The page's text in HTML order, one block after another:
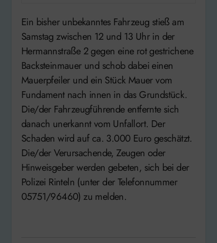
Ein bisher unbekanntes Fahrzeug stieß am
Samstag zwischen 12 und 13 Uhr in der
Hermannstraße 2 gegen eine rot gestrichene
Backsteinmauer und schob dabei einen
Mauerpfeiler und ein Stück Mauer vom
Fundament nach innen in das Grundstück.
Die/der Fahrzeugführende entfernte sich
danach unerkannt vom Unfallort. Der
Schaden wird auf ca. 3.000 Euro geschätzt.
Die/der Verursachende, Zeugen oder
Hinweisgeber werden gebeten, sich bei der
Polizei Rinteln (unter der Telefonnummer
05751/96460) zu melden.